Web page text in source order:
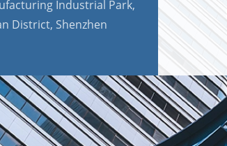
Industrial Park,
District, Shenzhen